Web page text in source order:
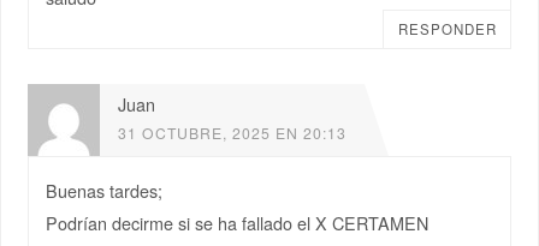
RESPONDER
Juan
31 OCTUBRE, 2025 EN 20:13
Buenas tardes;
Podrían decirme si se ha fallado el X CERTAMEN